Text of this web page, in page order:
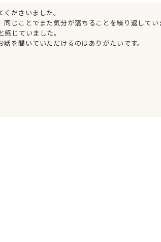
ださいました。
じことでまた気分が落ちることを繰り返してい
じていました。
を聞いていただけるのはありがたいです。